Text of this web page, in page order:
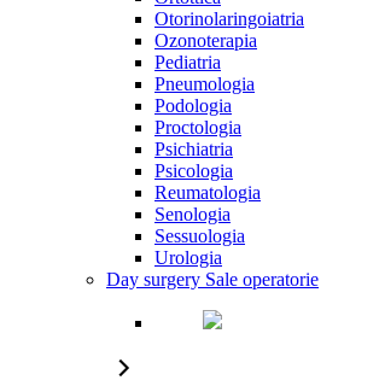
Otorinolaringoiatria
Ozonoterapia
Pediatria
Pneumologia
Podologia
Proctologia
Psichiatria
Psicologia
Reumatologia
Senologia
Sessuologia
Urologia
Day surgery Sale operatorie